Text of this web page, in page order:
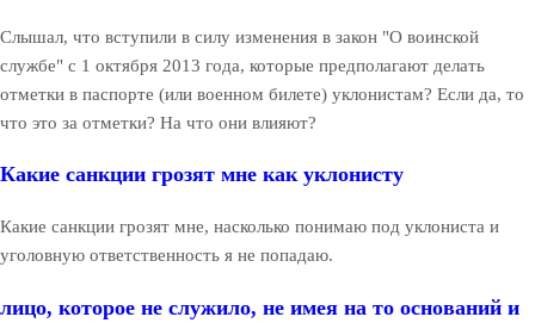
Слышал, что вступили в силу изменения в закон "О воинской
службе" с 1 октября 2013 года, которые предполагают делать
отметки в паспорте (или военном билете) уклонистам? Если да, то
что это за отметки? На что они влияют?
Какие санкции грозят мне как уклонисту
Какие санкции грозят мне, насколько понимаю под уклониста и
уголовную ответственность я не попадаю.
лицо, которое не служило, не имея на то оснований и